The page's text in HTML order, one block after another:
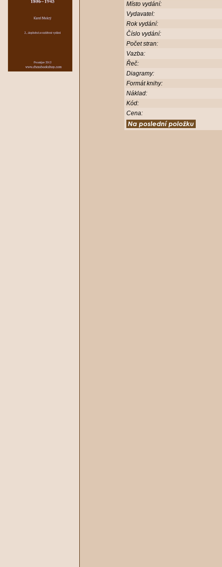
Místo vydání:
Vydavatel:
Rok vydání:
Číslo vydání:
Počet stran:
Vazba:
Řeč:
Diagramy:
Formát knihy:
Náklad:
Kód:
Cena: